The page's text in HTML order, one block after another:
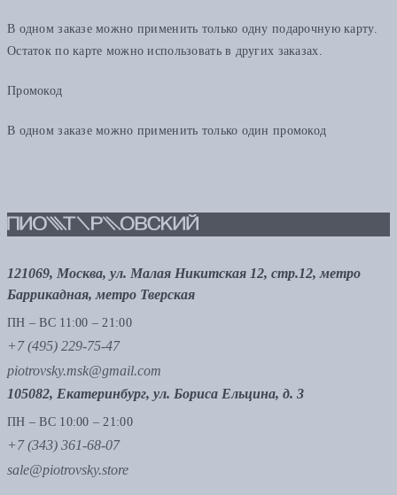
В одном заказе можно применить только одну подарочную карту.
Остаток по карте можно использовать в других заказах.
Промокод
В одном заказе можно применить только один промокод
121069, Москва, ул. Малая Никитская 12, стр.12, метро
Баррикадная, метро Тверская
ПН – ВС 11:00 – 21:00
+7 (495) 229-75-47
piotrovsky.msk@gmail.com
105082, Екатеринбург, ул. Бориса Ельцина, д. 3
ПН – ВС 10:00 – 21:00
+7 (343) 361-68-07
sale@piotrovsky.store